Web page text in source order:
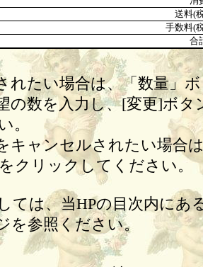
送料(
手数料(
合
れたい場合は、「数量」
の数を入力し、[変更]ボタ
。
キャンセルされたい場合
クリックしてください。
ては、当HPの目次内にあ
を参照ください。